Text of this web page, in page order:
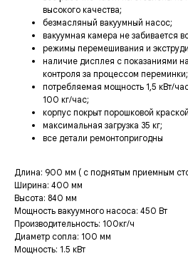
высокого качества;
безмасляный вакуумный насос;
вакуумная камера не забивается
режимы перемешивания и
наличие дисплея с показаниями
контроля за процессом переминки;
потребляемая мощность 1,5 кВт/
100 кг/час;
корпус покрыт порошковой
максимальная загрузка 35 кг;
все детали ремонтопригодны
Длина: 900 мм ( с поднятым приемным
Ширина: 400 мм
Высота: 840 мм
Мощность вакуумного насоса: 450 Вт
Производительность: 100кг/ч
Диаметр сопла: 100 мм
Мощность: 1.5 кВт